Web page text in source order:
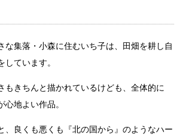
な集落・小森に住むいち子は、田畑を耕し自
ています。
もきちんと描かれているけども、全体的に
地よい作品。
、良くも悪くも『北の国から』のようなハー